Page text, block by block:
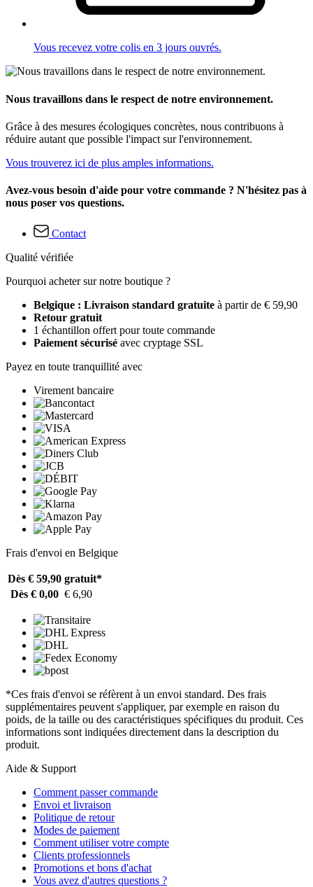
Vous recevez votre colis en 3 jours ouvrés.
Nous travaillons dans le respect de notre environnement.
Grâce à des mesures écologiques concrètes, nous contribuons à
réduire autant que possible l'impact sur l'environnement.
Vous trouverez ici de plus amples informations.
Avez-vous besoin d'aide pour votre commande ? N'hésitez pas à
nous poser vos questions.
Contact
Qualité vérifiée
Pourquoi acheter sur notre boutique ?
Belgique : Livraison standard gratuite à partir de € 59,90
Retour gratuit
1 échantillon offert pour toute commande
Paiement sécurisé avec cryptage SSL
Payez en toute tranquillité avec
Virement bancaire
Frais d'envoi en Belgique
Dès € 59,90 gratuit*
Dès € 0,00 € 6,90
*Ces frais d'envoi se réfèrent à un envoi standard. Des frais
supplémentaires peuvent s'appliquer, par exemple en raison du
poids, de la taille ou des caractéristiques spécifiques du produit. Ces
informations sont indiquées directement dans la description du
produit.
Aide & Support
Comment passer commande
Envoi et livraison
Politique de retour
Modes de paiement
Comment utiliser votre compte
Clients professionnels
Promotions et bons d'achat
Vous avez d'autres questions ?